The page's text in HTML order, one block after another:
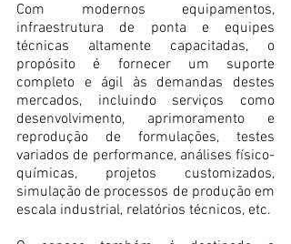
Com modernos equipamentos,
infraestrutura de ponta e equipes
técnicas altamente capacitadas, o
propósito é fornecer um suporte
completo e ágil às demandas destes
mercados, incluindo serviços como
desenvolvimento, aprimoramento e
reprodução de formulações, testes
variados de performance, análises físico-
químicas, projetos customizados,
simulação de processos de produção em
escala industrial, relatórios técnicos, etc.